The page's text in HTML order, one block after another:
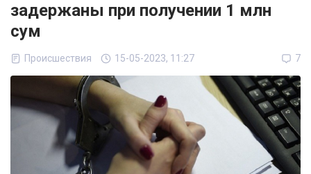
задержаны при получении 1 млн
сум
Происшествия 15-05-2023, 11:27 7